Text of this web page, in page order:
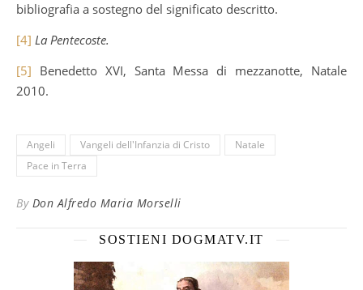
bibliografia a sostegno del significato descritto.
[4] La Pentecoste.
[5] Benedetto XVI, Santa Messa di mezzanotte, Natale
2010.
Angeli Vangeli dell'Infanzia di Cristo
Natale
Pace in Terra
By Don Alfredo Maria Morselli
SOSTIENI DOGMATV.IT